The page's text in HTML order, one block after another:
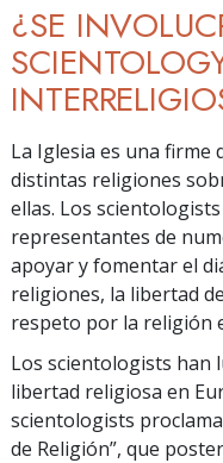
¿SE
La Iglesia es una firme
distintas religiones
ellas. Los
representantes de
apoyar y fomentar el
religiones, la libertad
respeto por la religión
Los scientologists han
libertad religiosa en
scientologists
de Religión”, que